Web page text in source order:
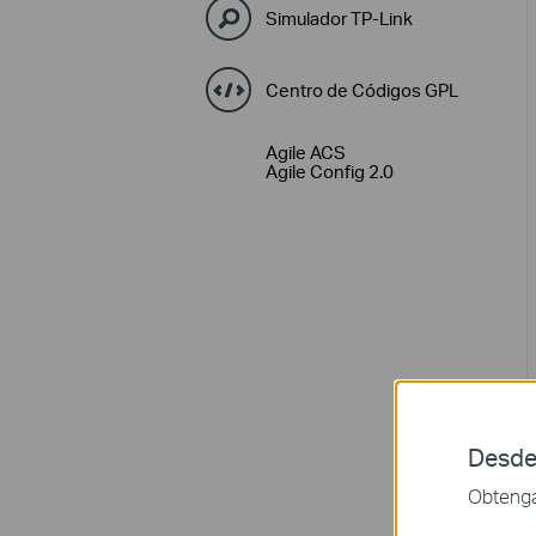
Simulador TP-Link
Centro de Códigos GPL
Agile ACS
Agile Config 2.0